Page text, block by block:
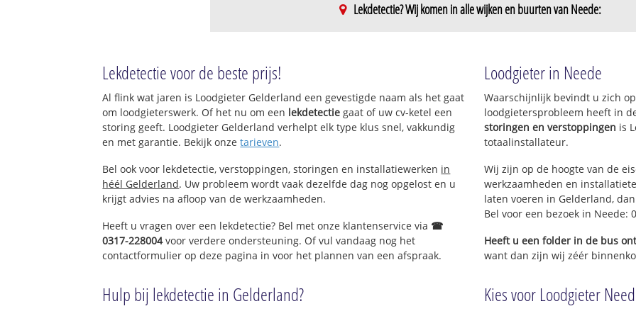
Lekdetectie? Wij komen in alle wijken en buurten van Neede:
Noordijk
Rietmolen
Lekdetectie voor de beste prijs!
Al flink wat jaren is Loodgieter Gelderland een gevestigde naam als het gaat
om loodgieterswerk. Of het nu om een lekdetectie gaat of uw cv-ketel een
storing geeft. Loodgieter Gelderland verhelpt elk type klus snel, vakkundig
en met garantie. Bekijk onzetarieven.
Bel ook voor lekdetectie, verstoppingen, storingen en installatiewerken in
héél Gelderland. Uw probleem wordt vaak dezelfde dag nog opgelost en u
krijgt advies na afloop van de werkzaamheden.
Heeft u vragen over een lekdetectie? Bel met onze klantenservice via ☎
0317-228004voor verdere ondersteuning. Of vul vandaag nog het
contactformulier op deze pagina in voor het plannen van een afspraak.
Hulp bij lekdetectie in Gelderland?
Loodgieter in Neede
Waarschijnlijk bevindt u zich
loodgietersprobleem heeft in
storingen en verstoppingen is
totaalinstallateur.
Wij zijn op de hoogte van de
werkzaamheden en
laten voeren in Gelderland,
Bel voor een bezoek in Neede:
Heeft u een folder in de bus
want dan zijn wij zéér
Kies voor Loodgieter